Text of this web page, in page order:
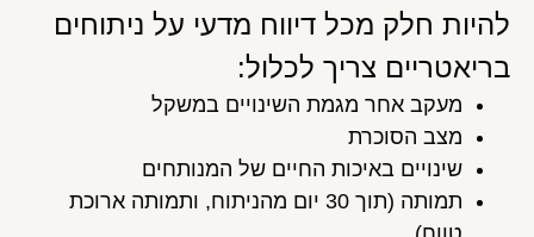
להיות חלק מכל דיווח מדעי על ניתוחים
בריאטריים צריך לכלול:
מעקב אחר מגמת השינויים במשקל
מצב הסוכרת
שינויים באיכות החיים של המנותחים
תמותה (תוך 30 יום מהניתוח, ותמותה ארוכת